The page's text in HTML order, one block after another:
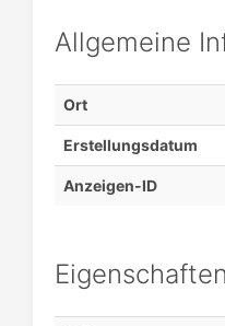
Allgemeine
Ort
Erstellungsdatum
Anzeigen-ID
Eigenschaften